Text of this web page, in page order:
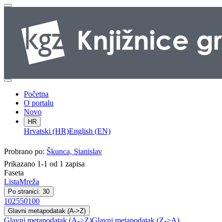
Početna
O portalu
Novo
HR
Hrvatski (HR)English (EN)
Probrano po: Škunca, Stanislav
Prikazano 1-1 od 1 zapisa
Faseta
ListaMreža
Po stranici: 30
102550100
Glavni metapodatak (A->Z)
Glavni metapodatak (A->Z)Glavni metapodatak (Z->A)